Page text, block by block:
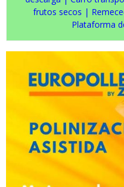
frutos secos |
Plataforma